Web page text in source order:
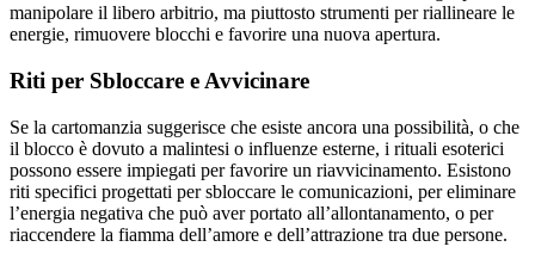
manipolare il libero arbitrio, ma piuttosto strumenti per riallineare le
energie, rimuovere blocchi e favorire una nuova apertura.
Riti per Sbloccare e Avvicinare
Se la cartomanzia suggerisce che esiste ancora una possibilità, o che
il blocco è dovuto a malintesi o influenze esterne, i rituali esoterici
possono essere impiegati per favorire un riavvicinamento. Esistono
riti specifici progettati per sbloccare le comunicazioni, per eliminare
l’energia negativa che può aver portato all’allontanamento, o per
riaccendere la fiamma dell’amore e dell’attrazione tra due persone.